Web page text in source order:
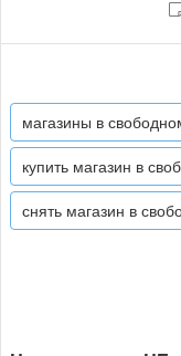
магазины в
купить магазин в
снять магазин в